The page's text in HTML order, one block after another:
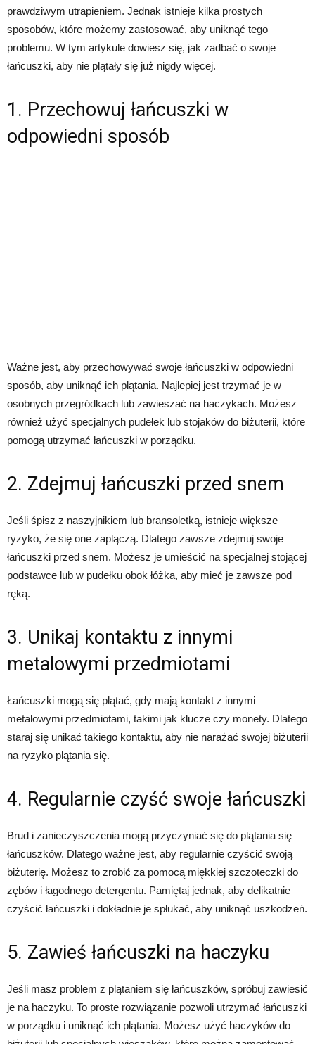
prawdziwym utrapieniem. Jednak istnieje kilka prostych
sposobów, które możemy zastosować, aby uniknąć tego
problemu. W tym artykule dowiesz się, jak zadbać o swoje
łańcuszki, aby nie plątały się już nigdy więcej.
1. Przechowuj łańcuszki w
odpowiedni sposób
Ważne jest, aby przechowywać swoje łańcuszki w odpowiedni
sposób, aby uniknąć ich plątania. Najlepiej jest trzymać je w
osobnych przegródkach lub zawieszać na haczykach. Możesz
również użyć specjalnych pudełek lub stojaków do biżuterii, które
pomogą utrzymać łańcuszki w porządku.
2. Zdejmuj łańcuszki przed snem
Jeśli śpisz z naszyjnikiem lub bransoletką, istnieje większe
ryzyko, że się one zaplączą. Dlatego zawsze zdejmuj swoje
łańcuszki przed snem. Możesz je umieścić na specjalnej stojącej
podstawce lub w pudełku obok łóżka, aby mieć je zawsze pod
ręką.
3. Unikaj kontaktu z innymi
metalowymi przedmiotami
Łańcuszki mogą się plątać, gdy mają kontakt z innymi
metalowymi przedmiotami, takimi jak klucze czy monety. Dlatego
staraj się unikać takiego kontaktu, aby nie narażać swojej biżuterii
na ryzyko plątania się.
4. Regularnie czyść swoje łańcuszki
Brud i zanieczyszczenia mogą przyczyniać się do plątania się
łańcuszków. Dlatego ważne jest, aby regularnie czyścić swoją
biżuterię. Możesz to zrobić za pomocą miękkiej szczoteczki do
zębów i łagodnego detergentu. Pamiętaj jednak, aby delikatnie
czyścić łańcuszki i dokładnie je spłukać, aby uniknąć uszkodzeń.
5. Zawieś łańcuszki na haczyku
Jeśli masz problem z plątaniem się łańcuszków, spróbuj zawiesić
je na haczyku. To proste rozwiązanie pozwoli utrzymać łańcuszki
w porządku i uniknąć ich plątania. Możesz użyć haczyków do